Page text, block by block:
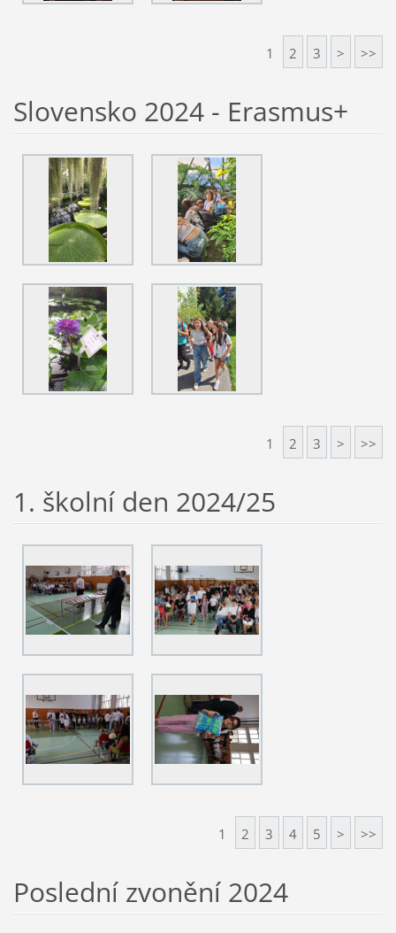
1 2 3 > >>
Slovensko 2024 - Erasmus+
1 2 3 > >>
1. školní den 2024/25
1 2 3 4 5 > >>
Poslední zvonění 2024